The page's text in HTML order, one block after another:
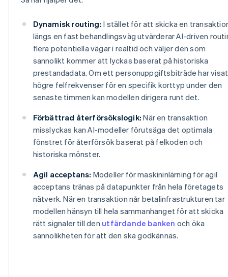
Dynamisk routing: I stället för att skicka en
längs en fast behandlingsväg utvärderar AI-driven
flera potentiella vägar i realtid och väljer den som
sannolikt kommer att lyckas baserat på historiska
prestandadata. Om ett personuppgiftsbiträde har visat
högre felfrekvenser för en specifik korttyp under den
senaste timmen kan modellen dirigera runt det.
Förbättrad återförsökslogik: När en transaktion
misslyckas kan AI-modeller förutsäga det optimala
fönstret för återförsök baserat på felkoden och
historiska mönster.
Agil acceptans: Modeller för maskininlärning för agil
acceptans tränas på datapunkter från hela företagets
nätverk. När en transaktion når betalinfrastrukturen tar
modellen hänsyn till hela sammanhanget för att skicka
rätt signaler till den utfärdande banken och öka
sannolikheten för att den ska godkännas.